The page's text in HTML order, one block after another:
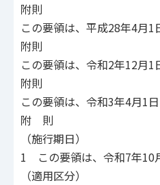
附則
この要領は、平成28年4月1
附則
この要領は、令和2年12月1
附則
この要領は、令和3年4月1
附 則
（施行期日）
1 この要領は、令和7年10
（適用区分）